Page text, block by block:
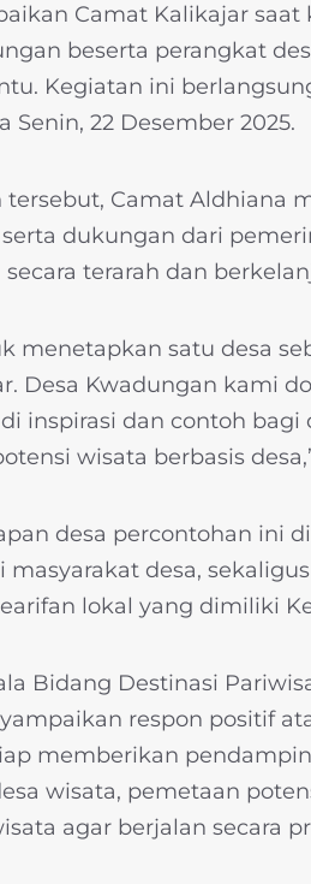
Camat Kalikajar
beserta perangkat
Kegiatan ini
Senin, 22 Desember 2025.
Camat Aldhiana
dukungan dari
terarah dan
menetapkan satu desa
Desa Kwadungan kami
inspirasi dan contoh bagi
wisata berbasis
desa percontohan ini
desa,
lokal yang dimiliki
Bidang Destinasi
respon positif
memberikan
wisata, pemetaan
agar berjalan secara